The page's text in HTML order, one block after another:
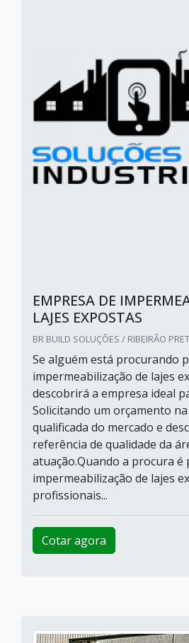
EMPRESA DE
LAJES EXPOSTAS
BR BUILD SOLUÇÕES / RIBEIRÃO
Se alguém está procurando
impermeabilização de lajes
descobrirá a empresa ideal
Solicitando um orçamento
qualificada do mercado e
referência de qualidade da
atuação.Quando a procura é
impermeabilização de lajes
profissionais...
Cotar agora